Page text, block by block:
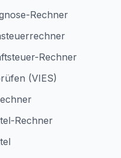
Rechner
Rechner
(VIES)
Rechner